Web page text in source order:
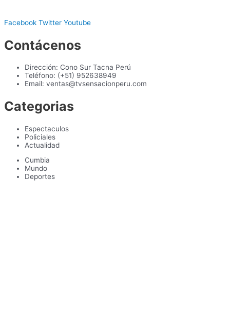
Facebook Twitter Youtube
Contácenos
Dirección: Cono Sur Tacna Perú
Teléfono: (+51) 952638949
Email: ventas@tvsensacionperu.com
Categorias
Espectaculos
Policiales
Actualidad
Cumbia
Mundo
Deportes